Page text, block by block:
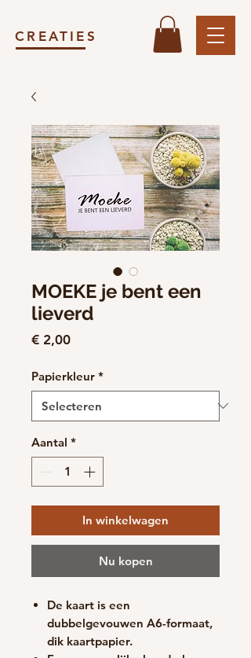
CREATIES
MOEKE je bent een
lieverd
€ 2,00Prijs
Papierkleur *
Aantal *
In winkelwagen
Nu kopen
De kaart is een
dubbelgevouwen A6-formaat,
dik kaartpapier.